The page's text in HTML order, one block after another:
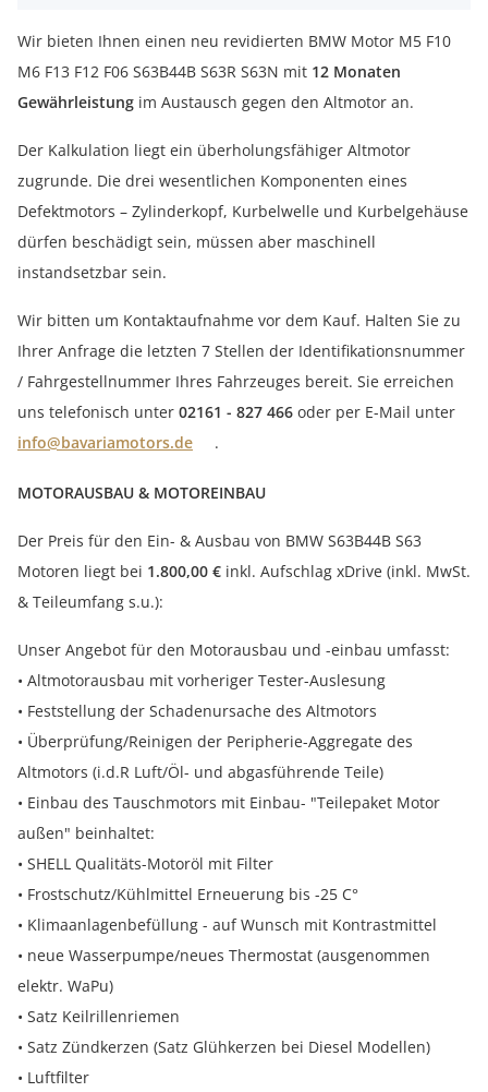
Wir bieten Ihnen einen neu revidierten BMW Motor M5 F10
M6 F13 F12 F06 S63B44B S63R S63N mit 12 Monaten
Gewährleistung im Austausch gegen den Altmotor an.
Der Kalkulation liegt ein überholungsfähiger Altmotor
zugrunde. Die drei wesentlichen Komponenten eines
Defektmotors – Zylinderkopf, Kurbelwelle und Kurbelgehäuse
dürfen beschädigt sein, müssen aber maschinell
instandsetzbar sein.
Wir bitten um Kontaktaufnahme vor dem Kauf. Halten Sie zu
Ihrer Anfrage die letzten 7 Stellen der Identifikationsnummer
/ Fahrgestellnummer Ihres Fahrzeuges bereit. Sie erreichen
uns telefonisch unter 02161 - 827 466 oder per E-Mail unter
info@bavariamotors.de
.
MOTORAUSBAU & MOTOREINBAU
Der Preis für den Ein- & Ausbau von BMW S63B44B S63
Motoren liegt bei 1.800,00 € inkl. Aufschlag xDrive (inkl. MwSt.
& Teileumfang s.u.):
Unser Angebot für den Motorausbau und -einbau umfasst:
• Altmotorausbau mit vorheriger Tester-Auslesung
• Feststellung der Schadenursache des Altmotors
• Überprüfung/Reinigen der Peripherie-Aggregate des
Altmotors (i.d.R Luft/Öl- und abgasführende Teile)
• Einbau des Tauschmotors mit Einbau- "Teilepaket Motor
außen" beinhaltet:
• SHELL Qualitäts-Motoröl mit Filter
• Frostschutz/Kühlmittel Erneuerung bis -25 C°
• Klimaanlagenbefüllung - auf Wunsch mit Kontrastmittel
• neue Wasserpumpe/neues Thermostat (ausgenommen
elektr. WaPu)
• Satz Keilrillenriemen
• Satz Zündkerzen (Satz Glühkerzen bei Diesel Modellen)
• Luftfilter